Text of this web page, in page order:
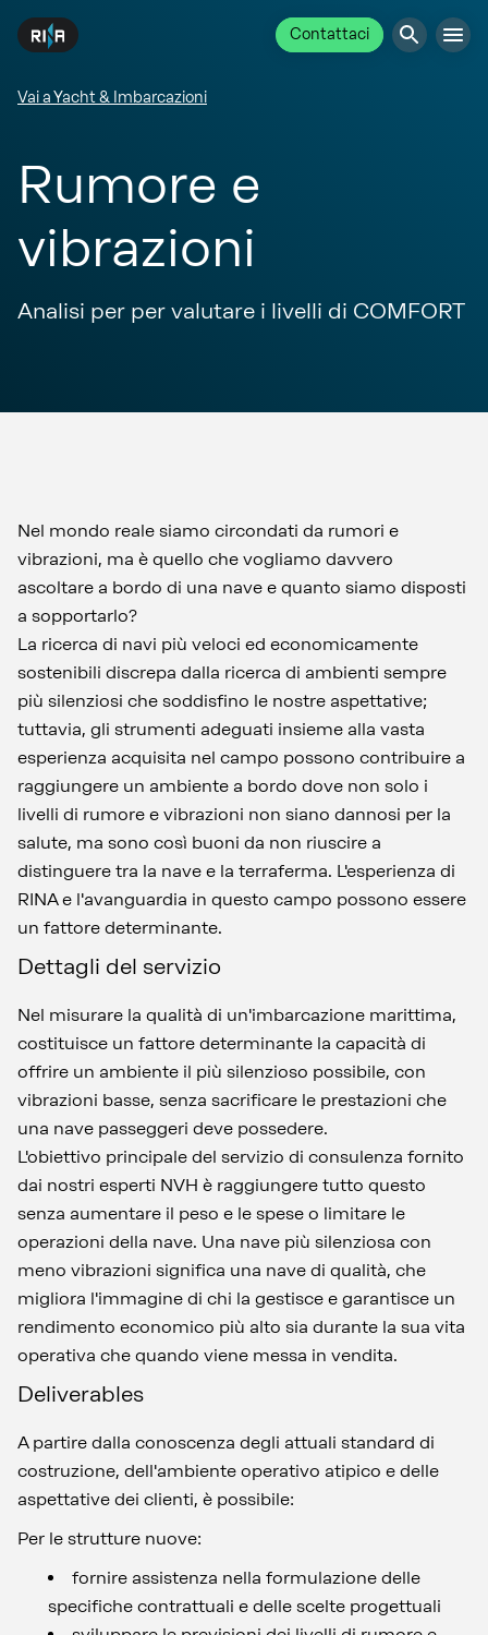
Contattaci
Vai a Yacht & Imbarcazioni
Rumore e
vibrazioni
Analisi per per valutare i livelli di COMFORT
Nel mondo reale siamo circondati da rumori e
vibrazioni, ma è quello che vogliamo davvero
ascoltare a bordo di una nave e quanto siamo disposti
a sopportarlo?
La ricerca di navi più veloci ed economicamente
sostenibili discrepa dalla ricerca di ambienti sempre
più silenziosi che soddisfino le nostre aspettative;
tuttavia, gli strumenti adeguati insieme alla vasta
esperienza acquisita nel campo possono contribuire a
raggiungere un ambiente a bordo dove non solo i
livelli di rumore e vibrazioni non siano dannosi per la
salute, ma sono così buoni da non riuscire a
distinguere tra la nave e la terraferma. L'esperienza di
RINA e l'avanguardia in questo campo possono essere
un fattore determinante.
Dettagli del servizio
Nel misurare la qualità di un'imbarcazione marittima,
costituisce un fattore determinante la capacità di
offrire un ambiente il più silenzioso possibile, con
vibrazioni basse, senza sacrificare le prestazioni che
una nave passeggeri deve possedere.
L'obiettivo principale del servizio di consulenza fornito
dai nostri esperti NVH è raggiungere tutto questo
senza aumentare il peso e le spese o limitare le
operazioni della nave. Una nave più silenziosa con
meno vibrazioni significa una nave di qualità, che
migliora l'immagine di chi la gestisce e garantisce un
rendimento economico più alto sia durante la sua vita
operativa che quando viene messa in vendita.
Deliverables
A partire dalla conoscenza degli attuali standard di
costruzione, dell'ambiente operativo atipico e delle
aspettative dei clienti, è possibile:
Per le strutture nuove:
fornire assistenza nella formulazione delle
specifiche contrattuali e delle scelte progettuali